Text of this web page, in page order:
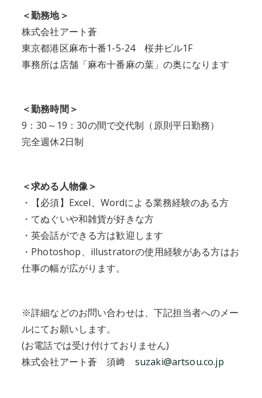
＜勤務地＞
株式会社アート蒼
東京都港区麻布十番1-5-24 桜井ビル1F
事務所は店舗「麻布十番麻の葉」の奥になります
＜勤務時間＞
9：30～19：30の間で交代制（原則平日勤務）
完全週休2日制
＜求める人物像＞
・【必須】Excel、Wordによる業務経験のある方
・てぬぐいや和雑貨が好きな方
・英会話ができる方は歓迎します
・Photoshop、illustratorの使用経験がある方はお
仕事の幅が広がります。
※詳細などのお問い合わせは、下記担当者へのメー
ルにてお願いします。
(お電話では受け付けておりません)
株式会社アート蒼 須﨑 suzaki@artsou.co.jp